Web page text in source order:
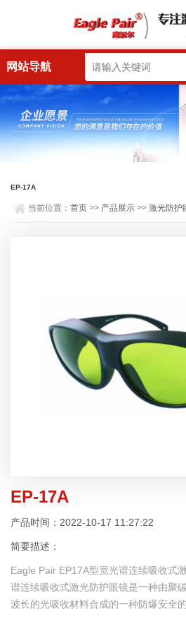
网站导航
EP-17A
当前位置：首页 >> 产品展示 >>激光防护
EP-17A
产品时间：2022-10-17 11:27:22
简要描述：
Eagle Pair EP17A型宽光谱连续吸收式
谱连续吸收式激光防护眼镜是一种由聚
波长的光吸收材料合成的一种防爆安全